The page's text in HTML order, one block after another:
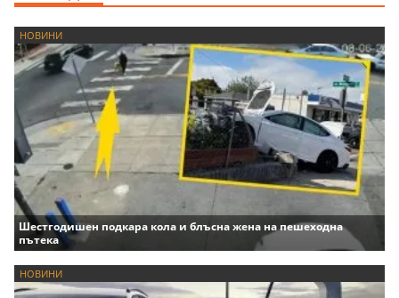
НОВИНИ
Шестгодишен подкара кола и блъсна жена на пешеходна
пътека
НОВИНИ